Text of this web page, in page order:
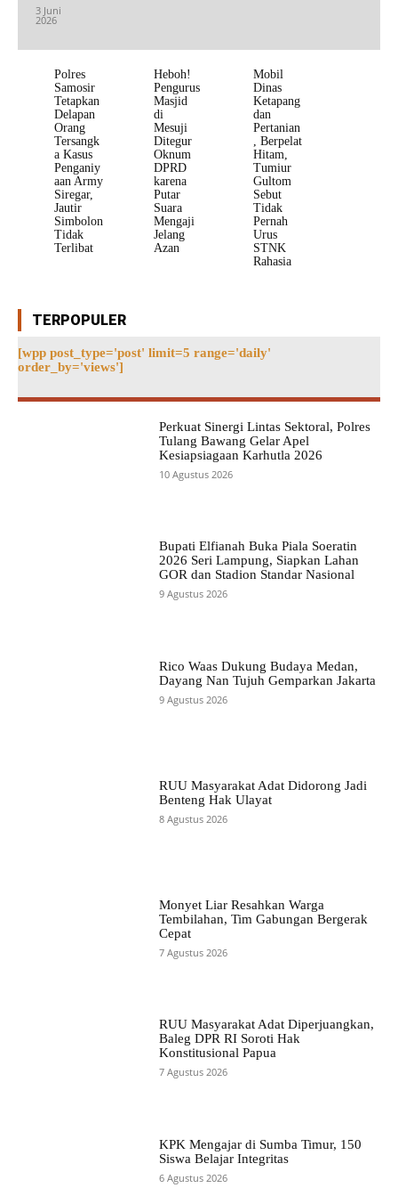
3 Juni
2026
Polres
Samosir
Tetapkan
Delapan
Orang
Tersangk
a Kasus
Penganiy
aan Army
Siregar,
Jautir
Simbolon
Tidak
Terlibat
Heboh!
Pengurus
Masjid
di
Mesuji
Ditegur
Oknum
DPRD
karena
Putar
Suara
Mengaji
Jelang
Azan
Mobil
Dinas
Ketapang
dan
Pertanian
, Berpelat
Hitam,
Tumiur
Gultom
Sebut
Tidak
Pernah
Urus
STNK
Rahasia
TERPOPULER
[wpp post_type='post' limit=5 range='daily'
order_by='views']
Perkuat Sinergi Lintas Sektoral, Polres
Tulang Bawang Gelar Apel
Kesiapsiagaan Karhutla 2026
10 Agustus 2026
Bupati Elfianah Buka Piala Soeratin
2026 Seri Lampung, Siapkan Lahan
GOR dan Stadion Standar Nasional
9 Agustus 2026
Rico Waas Dukung Budaya Medan,
Dayang Nan Tujuh Gemparkan Jakarta
9 Agustus 2026
RUU Masyarakat Adat Didorong Jadi
Benteng Hak Ulayat
8 Agustus 2026
Monyet Liar Resahkan Warga
Tembilahan, Tim Gabungan Bergerak
Cepat
7 Agustus 2026
RUU Masyarakat Adat Diperjuangkan,
Baleg DPR RI Soroti Hak
Konstitusional Papua
7 Agustus 2026
KPK Mengajar di Sumba Timur, 150
Siswa Belajar Integritas
6 Agustus 2026